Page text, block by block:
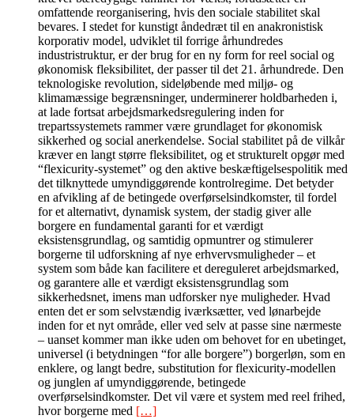
omfattende reorganisering, hvis den sociale stabilitet skal
bevares. I stedet for kunstigt åndedræt til en anakronistisk
korporativ model, udviklet til forrige århundredes
industristruktur, er der brug for en ny form for reel social og
økonomisk fleksibilitet, der passer til det 21. århundrede. Den
teknologiske revolution, sideløbende med miljø- og
klimamæssige begrænsninger, underminerer holdbarheden i,
at lade fortsat arbejdsmarkedsregulering inden for
trepartssystemets rammer være grundlaget for økonomisk
sikkerhed og social anerkendelse. Social stabilitet på de vilkår
kræver en langt større fleksibilitet, og et strukturelt opgør med
“flexicurity-systemet” og den aktive beskæftigelsespolitik med
det tilknyttede umyndiggørende kontrolregime. Det betyder
en afvikling af de betingede overførselsindkomster, til fordel
for et alternativt, dynamisk system, der stadig giver alle
borgere en fundamental garanti for et værdigt
eksistensgrundlag, og samtidig opmuntrer og stimulerer
borgerne til udforskning af nye erhvervsmuligheder – et
system som både kan facilitere et dereguleret arbejdsmarked,
og garantere alle et værdigt eksistensgrundlag som
sikkerhedsnet, imens man udforsker nye muligheder. Hvad
enten det er som selvstændig iværksætter, ved lønarbejde
inden for et nyt område, eller ved selv at passe sine nærmeste
– uanset kommer man ikke uden om behovet for en ubetinget,
universel (i betydningen “for alle borgere”) borgerløn, som en
enklere, og langt bedre, substitution for flexicurity-modellen
og junglen af umyndiggørende, betingede
overførselsindkomster. Det vil være et system med reel frihed,
hvor borgerne med […]